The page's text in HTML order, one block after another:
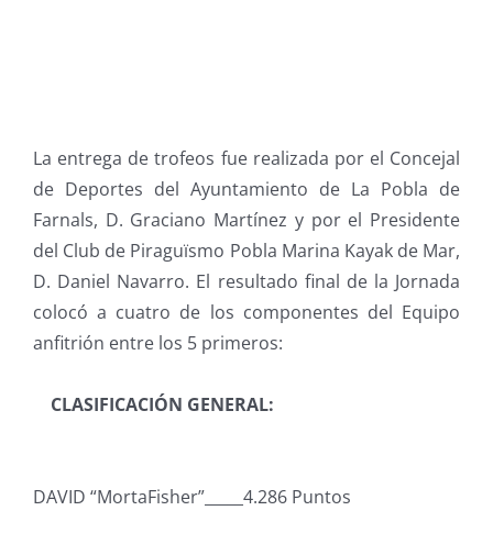
La entrega de trofeos fue realizada por el Concejal
de Deportes del Ayuntamiento de La Pobla de
Farnals, D. Graciano Martínez y por el Presidente
del Club de Piraguïsmo Pobla Marina Kayak de Mar,
D. Daniel Navarro. El resultado final de la Jornada
colocó a cuatro de los componentes del Equipo
anfitrión entre los 5 primeros:
CLASIFICACIÓN GENERAL:
DAVID “MortaFisher”_____4.286 Puntos